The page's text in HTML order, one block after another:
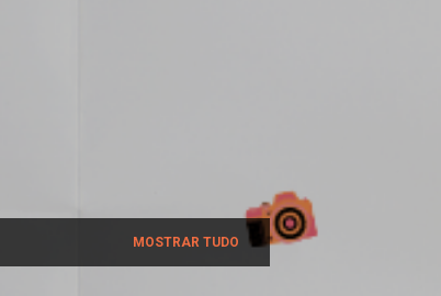
MOSTRAR TUDO